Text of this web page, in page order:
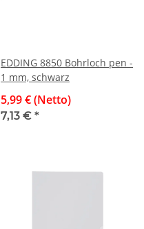
EDDING 8850 Bohrloch pen -
1 mm, schwarz
5,99 € (Netto)
7,13 € *